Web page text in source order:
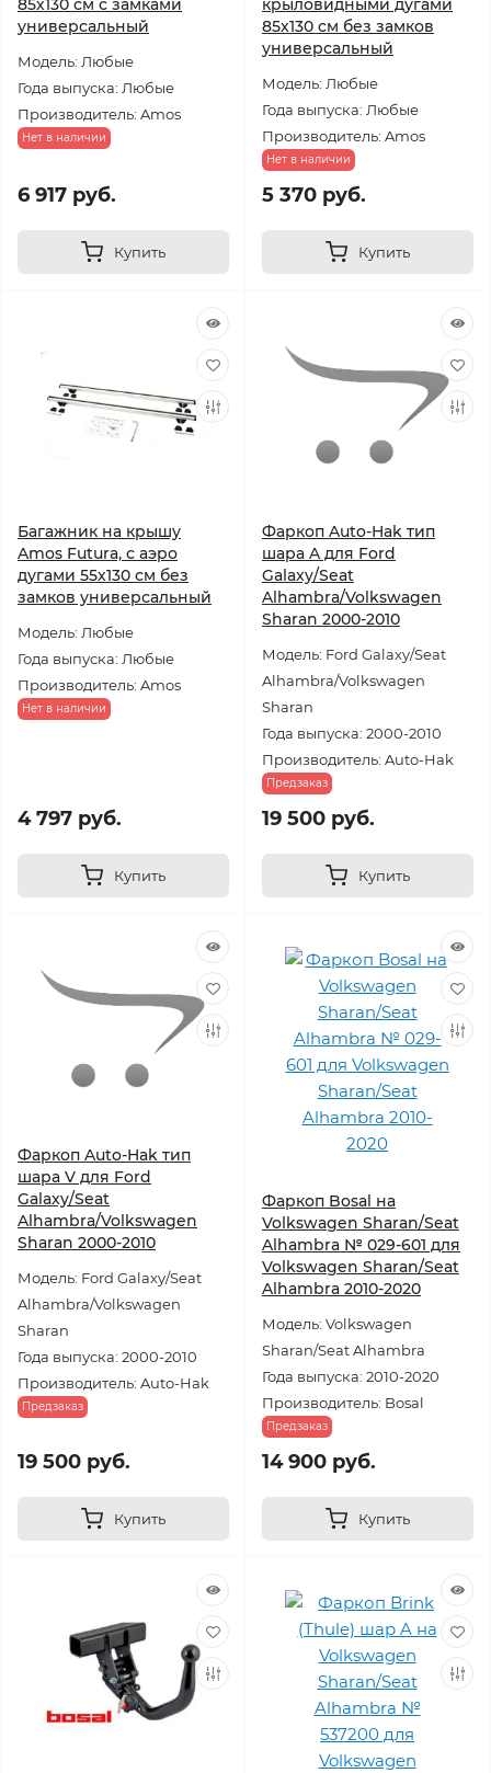
85х130 см с замками
универсальный
Модель: Любые
Года выпуска: Любые
Производитель: Amos
Нет в наличии
6 917 руб.
Купить
крыловидными дугами
85х130 см без замков
универсальный
Модель: Любые
Года выпуска: Любые
Производитель: Amos
Нет в наличии
5 370 руб.
Купить
Багажник на крышу
Amos Futura, с аэро
дугами 55х130 см без
замков универсальный
Модель: Любые
Года выпуска: Любые
Производитель: Amos
Нет в наличии
4 797 руб.
Купить
Фаркоп Auto-Hak тип
шара A для Ford
Galaxy/Seat
Alhambra/Volkswagen
Sharan 2000-2010
Модель: Ford Galaxy/Seat
Alhambra/Volkswagen
Sharan
Года выпуска: 2000-2010
Производитель: Auto-Hak
Предзаказ
19 500 руб.
Купить
Фаркоп Auto-Hak тип
шара V для Ford
Galaxy/Seat
Alhambra/Volkswagen
Sharan 2000-2010
Модель: Ford Galaxy/Seat
Alhambra/Volkswagen
Sharan
Года выпуска: 2000-2010
Производитель: Auto-Hak
Предзаказ
19 500 руб.
Купить
Фаркоп Bosal на
Volkswagen Sharan/Seat
Alhambra № 029-601 для
Volkswagen Sharan/Seat
Alhambra 2010-2020
Модель: Volkswagen
Sharan/Seat Alhambra
Года выпуска: 2010-2020
Производитель: Bosal
Предзаказ
14 900 руб.
Купить